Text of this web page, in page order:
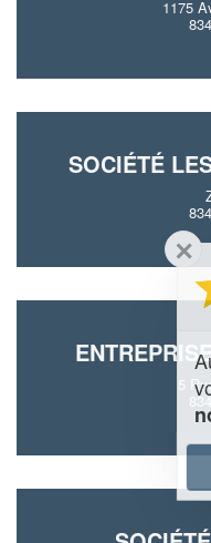
1175
SOCIÉTÉ
5